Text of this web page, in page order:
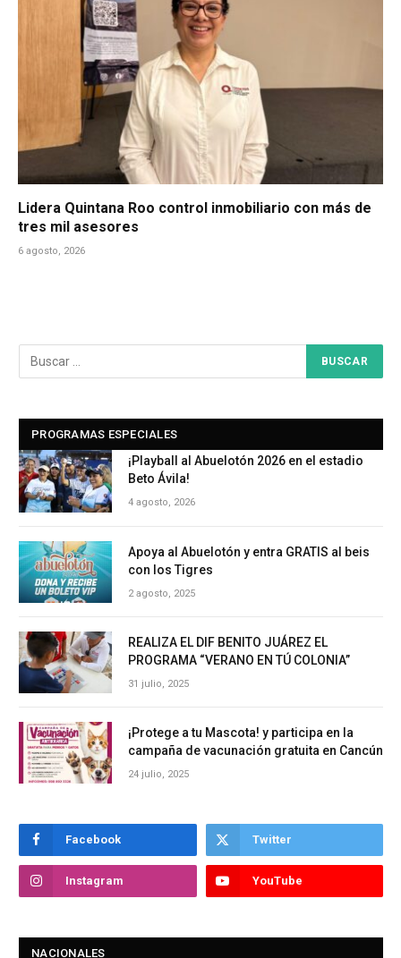
Lidera Quintana Roo control inmobiliario con más de
tres mil asesores
6 agosto, 2026
PROGRAMAS ESPECIALES
¡Playball al Abuelotón 2026 en el estadio
Beto Ávila!
4 agosto, 2026
Apoya al Abuelotón y entra GRATIS al beis
con los Tigres
2 agosto, 2025
REALIZA EL DIF BENITO JUÁREZ EL
PROGRAMA “VERANO EN TÚ COLONIA”
31 julio, 2025
¡Protege a tu Mascota! y participa en la
campaña de vacunación gratuita en Cancún
24 julio, 2025
Facebook Twitter
Instagram YouTube
NACIONALES